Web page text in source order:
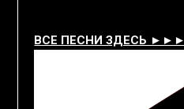
ВСЕ ПЕСНИ ЗДЕСЬ ►►►